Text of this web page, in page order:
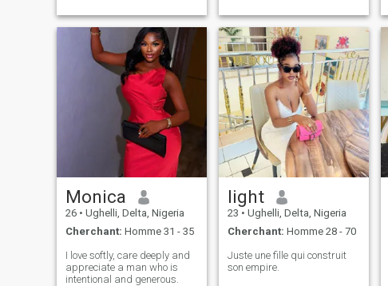
honnête, pieux, fid qui sait ce
qu'il veut vraiment.
Quelqu'un prêt à se marier.
Je ne suis pas là pour m'
amuser.
besoin d'être traités dans un
charmant comment je traite
les gens comme je l'ai été je
suis un amoureux doux 😍❤️
honnête mon homme va tout
ensemble avec moi nous
allons profiter de chaque
moment avec l'autre je ne
peux pas attendre mon
homme blanc rencontrez-moi
thatsymy rêve espérer que
Dieu répondra à mes prières
🙏
Monica
26 • Ughelli, Delta, Nigeria
Cherchant: Homme 31 - 35
I love softly, care deeply and
appreciate a man who is
intentional and generous.
light
23 • Ughelli, Delta, Nigeria
Cherchant: Homme 28 - 70
Juste une fille qui construit
son empire.